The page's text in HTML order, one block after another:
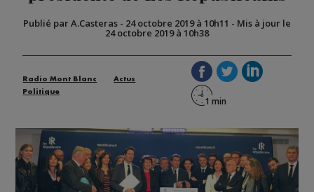
Publié par A.Casteras - 24 octobre 2019 à 10h11 - Mis à jour le
24 octobre 2019 à 10h38
Radio Mont Blanc
Actus
Politique